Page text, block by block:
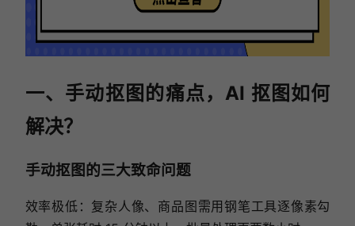
一、手动抠图的痛点，AI 抠图如何
解决？
手动抠图的三大致命问题
效率极低：复杂人像、商品图需用钢笔工具逐像素勾